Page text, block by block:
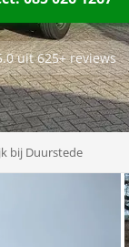
uit 625+ reviews
bij Duurstede